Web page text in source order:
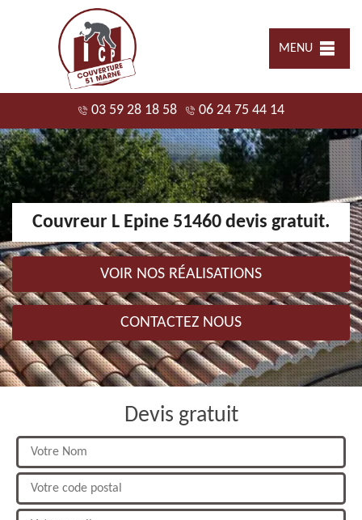
MENU
03 59 28 18 58 06 24 75 44 14
Couvreur L Epine 51460 devis gratuit.
VOIR NOS RÉALISATIONS
CONTACTEZ NOUS
Devis gratuit